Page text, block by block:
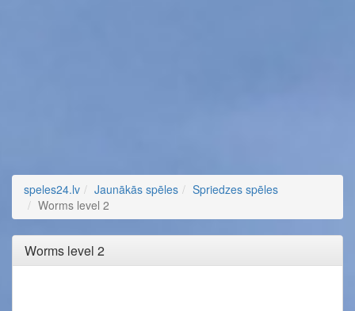
speles24.lv Jaunākās spēles
Spriedzes spēles
Worms level 2
Worms level 2